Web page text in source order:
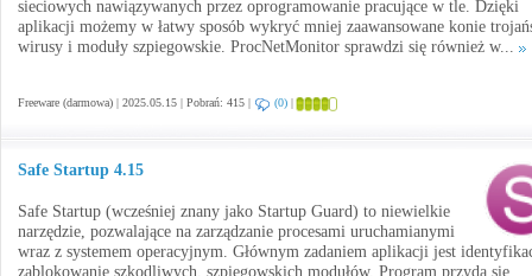
sieciowych nawiązywanych przez oprogramowanie pracujące w tle. Dzięki
aplikacji możemy w łatwy sposób wykryć mniej zaawansowane konie
wirusy i moduły szpiegowskie. ProcNetMonitor sprawdzi się również w...
Freeware (darmowa) | 2025.05.15 | Pobrań: 415 | (0) |
Safe Startup 4.15
Safe Startup (wcześniej znany jako Startup Guard) to niewielkie
narzędzie, pozwalające na zarządzanie procesami uruchamianymi
wraz z systemem operacyjnym. Głównym zadaniem aplikacji jest
zablokowanie szkodliwych, szpiegowskich modułów. Program przyda się